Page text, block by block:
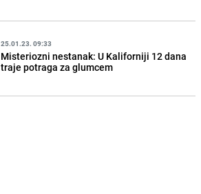
25.01.23. 09:33
Misteriozni nestanak: U Kaliforniji 12 dana
traje potraga za glumcem